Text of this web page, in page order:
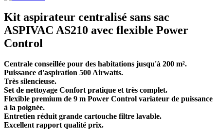
Kit aspirateur centralisé sans sac
ASPIVAC AS210 avec flexible Power
Control
Centrale conseillée pour des habitations jusqu'à 200 m².
Puissance d'aspiration 500 Airwatts.
Très silencieuse.
Set de nettoyage Confort pratique et très complet.
Flexible premium de 9 m Power Control variateur de puissance
à la poignée.
Entretien réduit grande cartouche filtre lavable.
Excellent rapport qualité prix.